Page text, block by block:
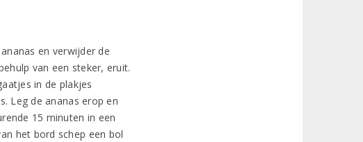
en verwijder de
van een steker, eruit.
in de plakjes
Leg de ananas erop en
15 minuten in een
het bord schep een bol